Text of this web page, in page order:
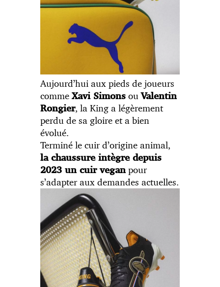
Aujourd’hui aux pieds de joueurs
commeXavi Simons ouValentin
Rongier, la King a légèrement
perdu de sa gloire et a bien
évolué.
Terminé le cuir d’origine animal,
la chaussure intègre depuis
2023 un cuir veganpour
s’adapter aux demandes actuelles.